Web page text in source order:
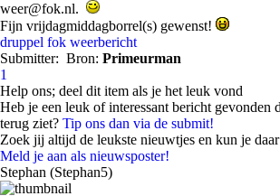
weer@fok.nl.
Fijn vrijdagmiddagborrel(s) gewenst!
druppel fok weerbericht
Submitter: Bron: Primeurman
1
Help ons; deel dit item als je het leuk vond
Heb je een leuk of interessant bericht gevonden
terug ziet? Tip ons dan via de submit!
Zoek jij altijd de leukste nieuwtjes en kun je
Meld je aan als nieuwsposter!
Stephan (Stephan5)